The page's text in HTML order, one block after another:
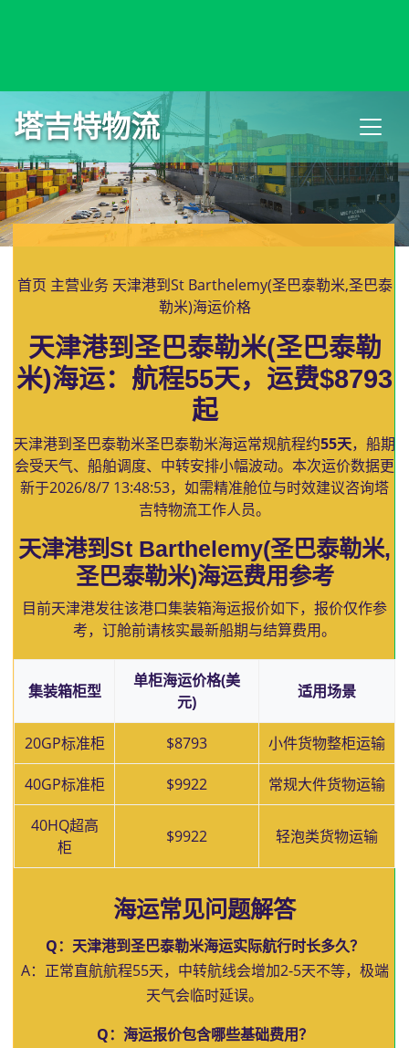
塔吉特物流
首页 主营业务 天津港到St Barthelemy(圣巴泰勒米,圣巴泰
勒米)海运价格
天津港到圣巴泰勒米(圣巴泰勒
米)海运：航程55天，运费$8793
起
天津港到圣巴泰勒米圣巴泰勒米海运常规航程约55天，船期
会受天气、船舶调度、中转安排小幅波动。本次运价数据更
新于2026/8/7 13:48:53，如需精准舱位与时效建议咨询塔
吉特物流工作人员。
天津港到St Barthelemy(圣巴泰勒米,
圣巴泰勒米)海运费用参考
目前天津港发往该港口集装箱海运报价如下，报价仅作参
考，订舱前请核实最新船期与结算费用。
集装箱柜型
单柜海运价格(美
元)
适用场景
20GP标准柜 $8793 小件货物整柜运输
40GP标准柜 $9922 常规大件货物运输
40HQ超高
柜
$9922 轻泡类货物运输
海运常见问题解答
Q：天津港到圣巴泰勒米海运实际航行时长多久？
A：正常直航航程55天，中转航线会增加2-5天不等，极端
天气会临时延误。
Q：海运报价包含哪些基础费用？